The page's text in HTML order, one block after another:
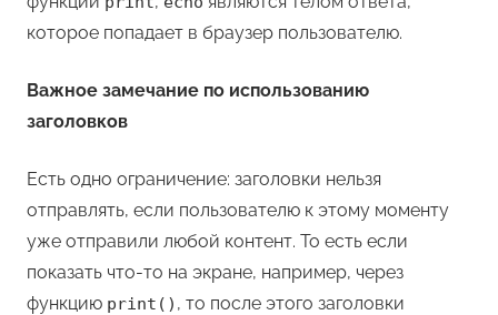
которое попадает в браузер пользователю.
Важное замечание по использованию
заголовков
Есть одно ограничение: заголовки нельзя
отправлять, если пользователю к этому моменту
уже отправили любой контент. То есть если
показать что-то на экране, например, через
функцию print() , то после этого заголовки